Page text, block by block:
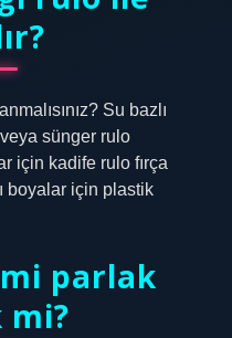
Su bazlı
sünger rulo
için kadife rulo fırça
boyalar için plastik
parlak